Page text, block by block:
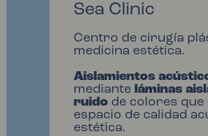
Sea Clinic
Centro de cirugía
medicina estética.
Aislamientos
mediante láminas
ruidode colores que
espacio de calidad
estética.